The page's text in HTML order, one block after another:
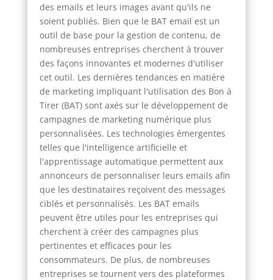
des emails et leurs images avant qu'ils ne
soient publiés. Bien que le BAT email est un
outil de base pour la gestion de contenu, de
nombreuses entreprises cherchent à trouver
des façons innovantes et modernes d'utiliser
cet outil. Les dernières tendances en matière
de marketing impliquant l'utilisation des Bon à
Tirer (BAT) sont axés sur le développement de
campagnes de marketing numérique plus
personnalisées. Les technologies émergentes
telles que l'intelligence artificielle et
l'apprentissage automatique permettent aux
annonceurs de personnaliser leurs emails afin
que les destinataires reçoivent des messages
ciblés et personnalisés. Les BAT emails
peuvent être utiles pour les entreprises qui
cherchent à créer des campagnes plus
pertinentes et efficaces pour les
consommateurs. De plus, de nombreuses
entreprises se tournent vers des plateformes